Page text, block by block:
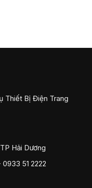
Thiết Bị Điện Trang
Hải Dương
0933 51 2222